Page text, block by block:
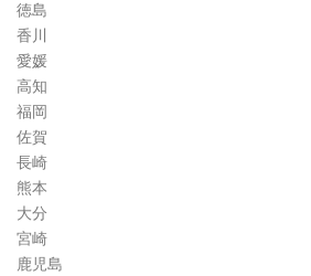
徳島
香川
愛媛
高知
福岡
佐賀
長崎
熊本
大分
宮崎
鹿児島